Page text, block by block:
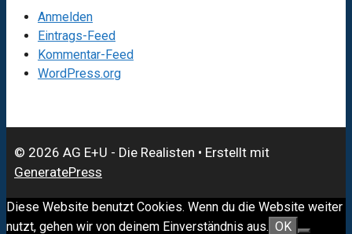
Anmelden
Eintrags-Feed
Kommentar-Feed
WordPress.org
© 2026 AG E+U - Die Realisten • Erstellt mit
GeneratePress
Diese Website benutzt Cookies. Wenn du die Website weiter
nutzt, gehen wir von deinem Einverständnis aus. OK